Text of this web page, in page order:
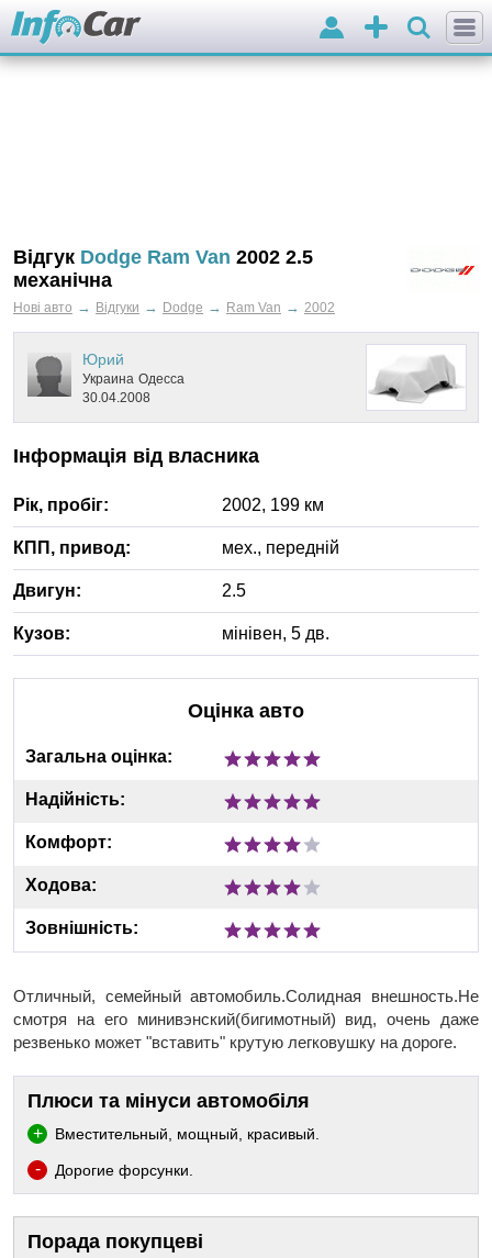
Додати
оголошення
Вхід
Відгук Dodge Ram Van 2002 2.5
механічна
Нові авто → Відгуки → Dodge → Ram Van → 2002
Юрий
Украина Одесса
30.04.2008
Інформація від власника
Рік, пробіг: 2002, 199 км
КПП, привод: мех., передній
Двигун: 2.5
Кузов: мінівен, 5 дв.
Оцінка авто
Загальна оцінка:
Надійність:
Комфорт:
Ходова:
Зовнішність:
Отличный, семейный автомобиль.Солидная внешность.Не
смотря на его минивэнский(бигимотный) вид, очень даже
резвенько может "вставить" крутую легковушку на дороге.
Плюси та мінуси автомобіля
Вместительный, мощный, красивый.
Дорогие форсунки.
Порада покупцеві